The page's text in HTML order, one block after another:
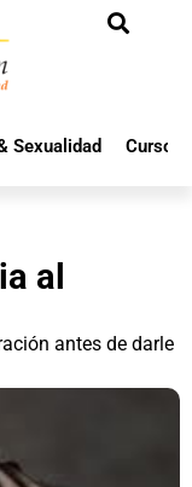
Sexualidad Cursos
al
antes de darle